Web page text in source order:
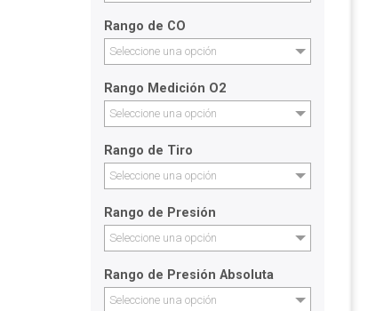
Rango de CO
Seleccione una opción
Rango Medición O2
Seleccione una opción
Rango de Tiro
Seleccione una opción
Rango de Presión
Seleccione una opción
Rango de Presión Absoluta
Seleccione una opción